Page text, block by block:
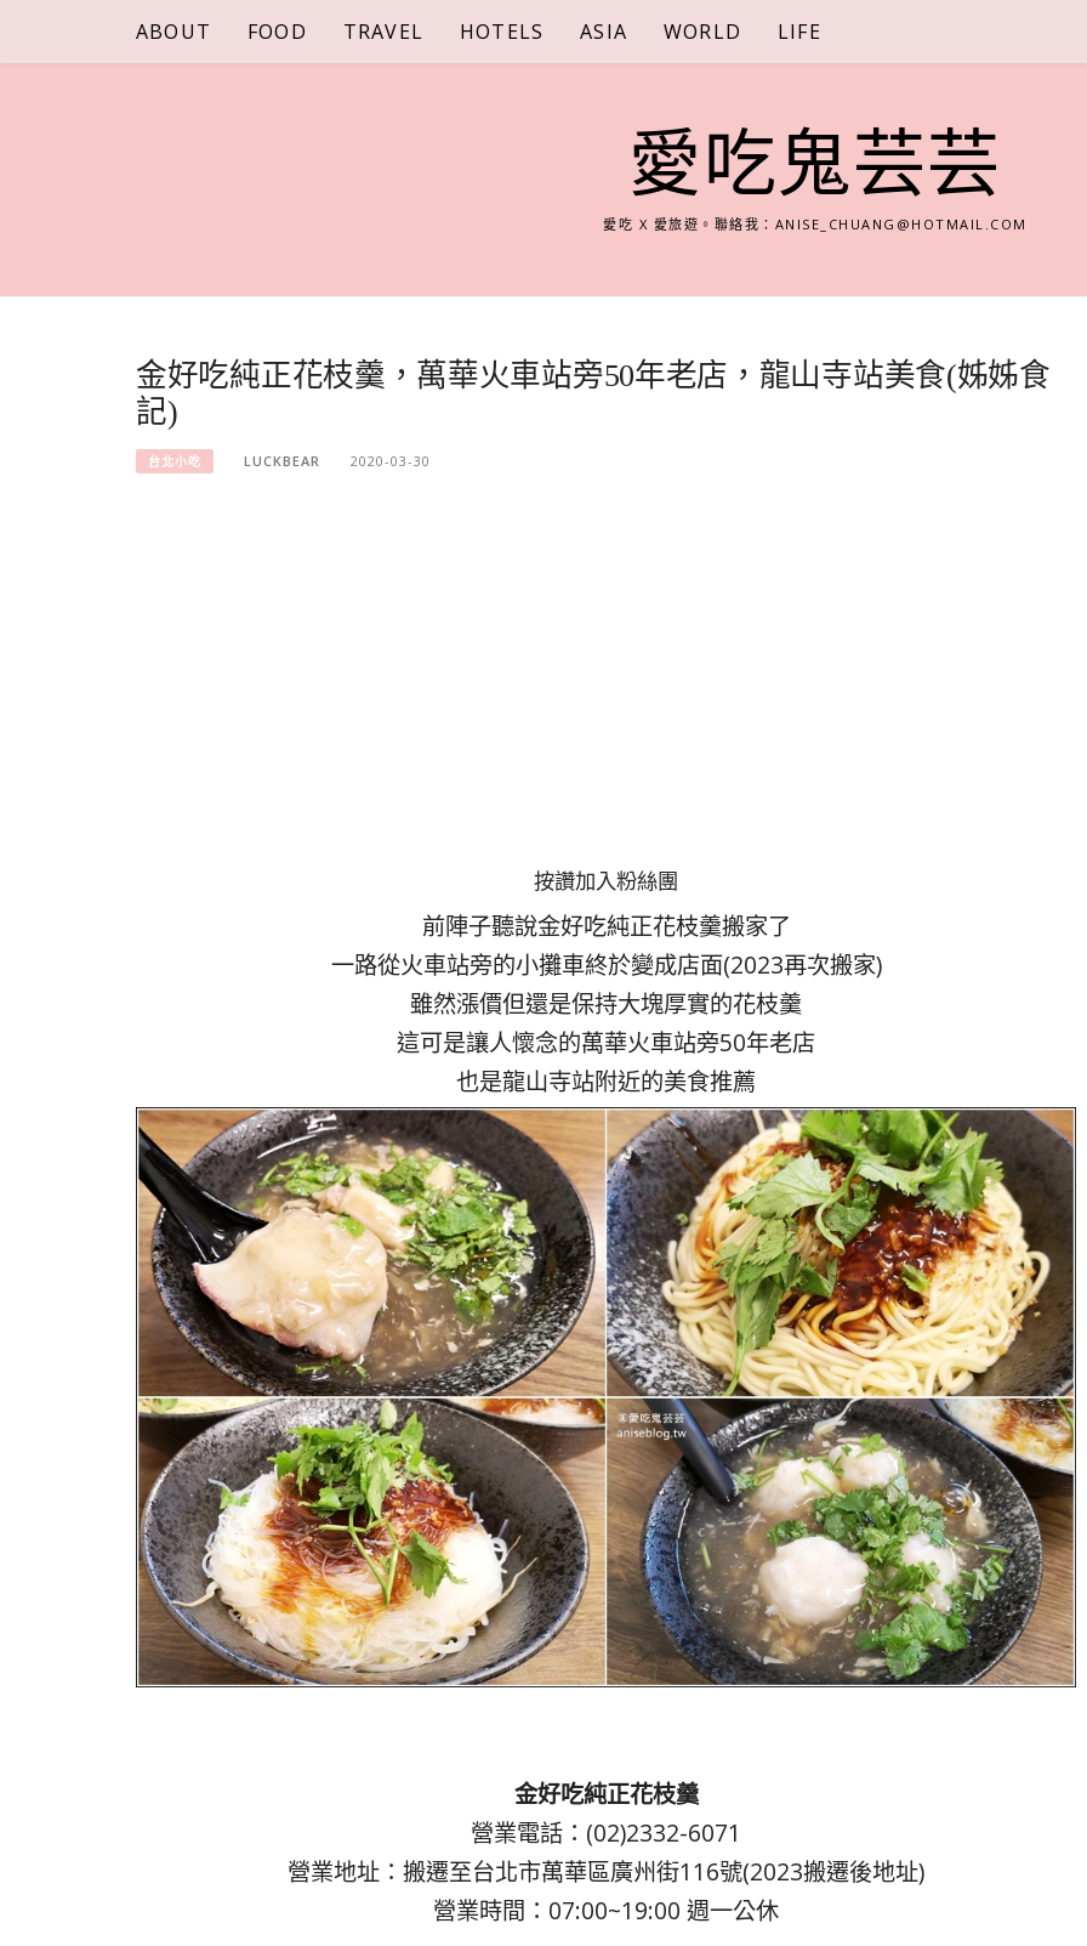
content
ABOUT FOOD TRAVEL HOTELS ASIA WORLD LIFE
愛吃鬼芸芸
愛吃 X 愛旅遊。聯絡我： ANISE_CHUANG@HOTMAIL.COM
金好吃純正花枝羹，萬華火車站旁50年老店，龍山寺站美食(姊姊食
記)
台北小吃 LUCKBEAR 2020-03-30
按讚加入粉絲團
前陣子聽說金好吃純正花枝羹搬家了
一路從火車站旁的小攤車終於變成店面(2023再次搬家)
雖然漲價但還是保持大塊厚實的花枝羹
這可是讓人懷念的萬華火車站旁50年老店
也是龍山寺站附近的美食推薦
金好吃純正花枝羹
營業電話：(02)2332-6071
營業地址：搬遷至台北市萬華區廣州街116號(2023搬遷後地址)
營業時間：07:00~19:00 週一公休